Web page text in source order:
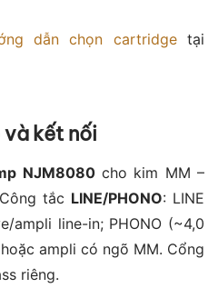
dẫn chọn cartridgetại
và kết nối
NJM8080cho kim MM –
tắc LINE/PHONO: LINE
ampli line-in; PHONO (~4,0
ampli có ngõ MM. Cổng
riêng.